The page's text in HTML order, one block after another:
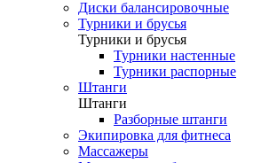
Диски балансировочные
Турники и брусья
Турники и брусья
Турники настенные
Турники распорные
Штанги
Штанги
Разборные штанги
Экипировка для фитнеса
Массажеры